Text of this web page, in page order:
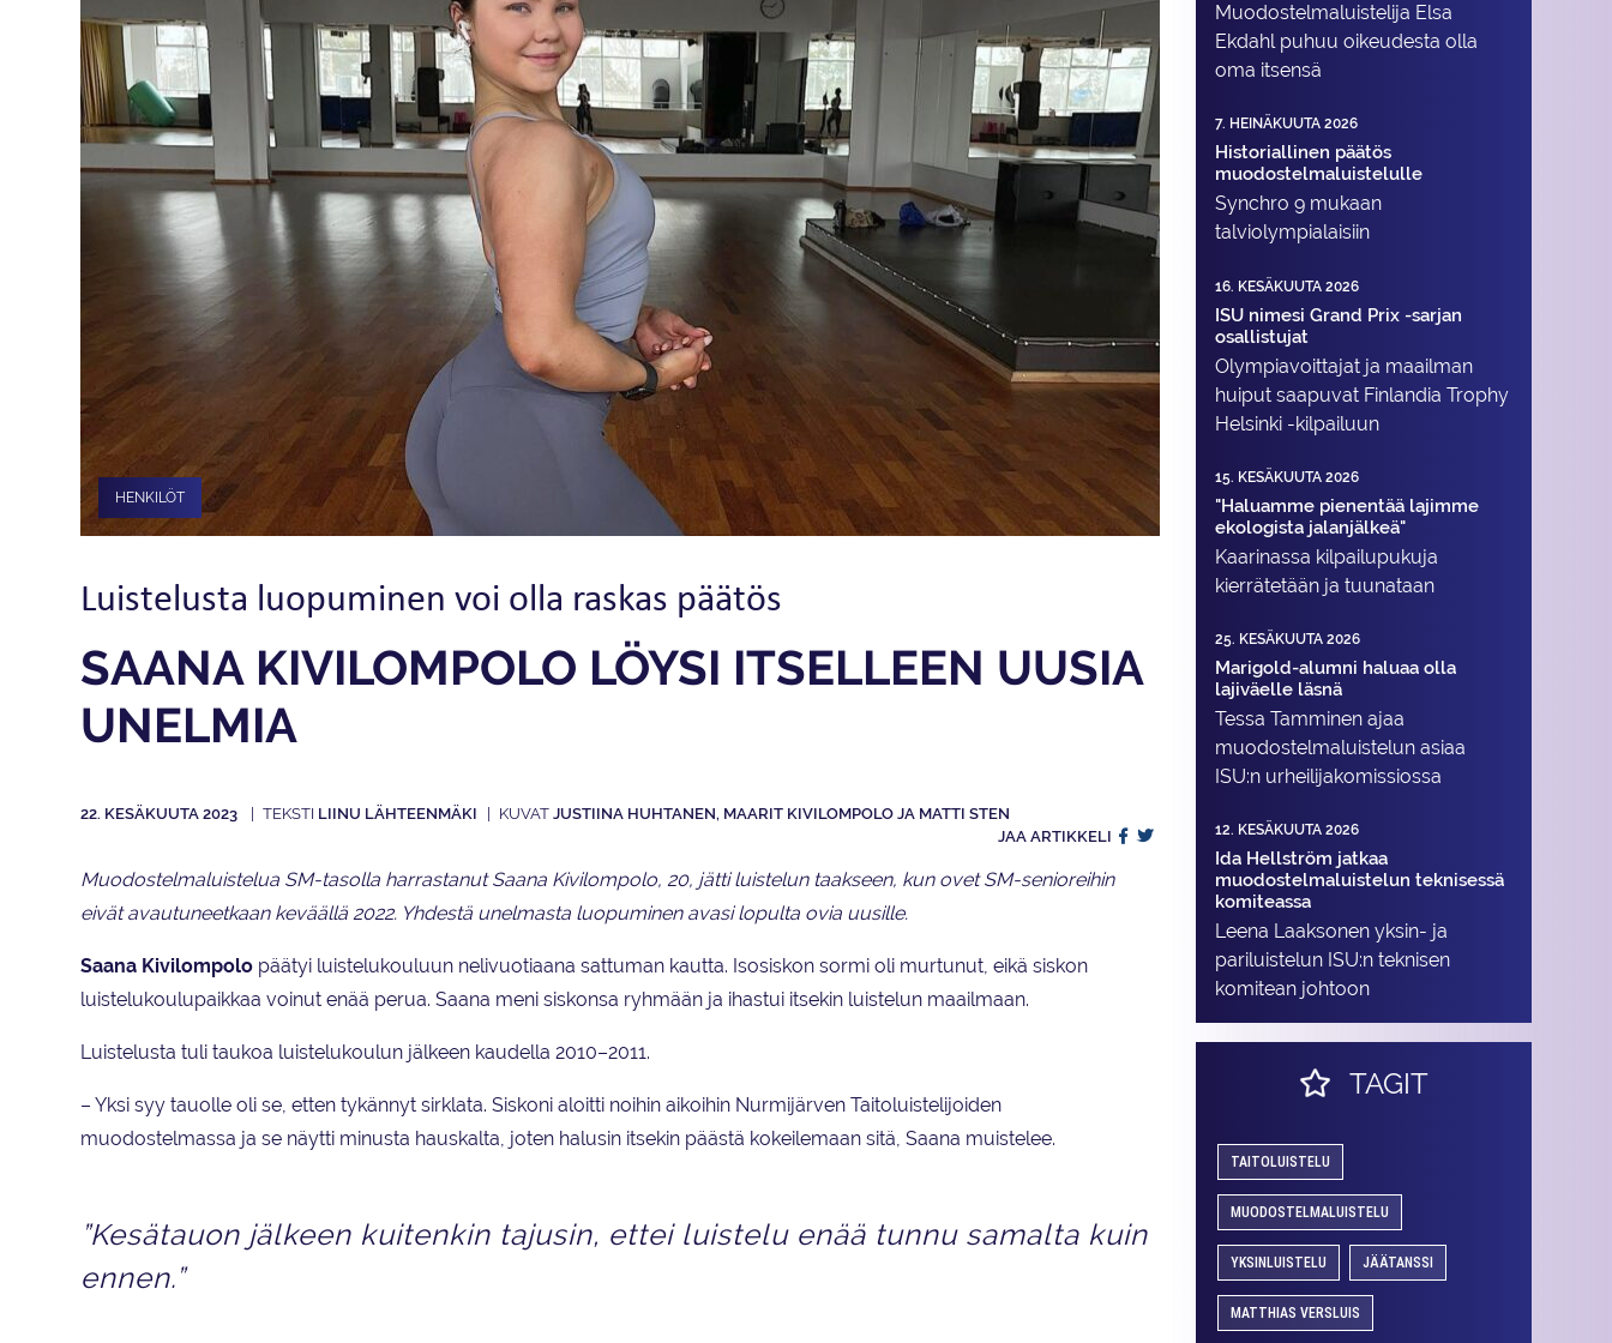
HENKILÖT
Luistelusta luopuminen voi olla raskas päätös
SAANA KIVILOMPOLO LÖYSI ITSELLEEN UUSIA
UNELMIA
22. KESÄKUUTA 2023 LIINU LÄHTEENMÄKI
JUSTIINA HUHTANEN, MAARIT KIVILOMPOLO JA MATTI STEN
JAA ARTIKKELI
Muodostelmaluistelua SM-tasolla harrastanut Saana Kivilompolo, 20, jätti luistelun taakseen, kun ovet SM-senioreihin
eivät avautuneetkaan keväällä 2022. Yhdestä unelmasta luopuminen avasi lopulta ovia uusille.
Saana Kivilompolo päätyi luistelukouluun nelivuotiaana sattuman kautta. Isosiskon sormi oli murtunut, eikä siskon
luistelukoulupaikkaa voinut enää perua. Saana meni siskonsa ryhmään ja ihastui itsekin luistelun maailmaan.
Luistelusta tuli taukoa luistelukoulun jälkeen kaudella 2010–2011.
– Yksi syy tauolle oli se, etten tykännyt sirklata. Siskoni aloitti noihin aikoihin Nurmijärven Taitoluistelijoiden
muodostelmassa ja se näytti minusta hauskalta, joten halusin itsekin päästä kokeilemaan sitä, Saana muistelee.
”Kesätauon jälkeen kuitenkin tajusin, ettei luistelu enää tunnu samalta kuin
ennen.”
Muodostelma­luistelija Elsa
Ekdahl puhuu oikeudesta olla
oma itsensä
7. HEINÄKUUTA 2026
Historiallinen päätös
muodostelmaluistelulle
Synchro 9 mukaan
talviolympialaisiin
16. KESÄKUUTA 2026
ISU nimesi Grand Prix -sarjan
osallistujat
Olympiavoittajat ja maailman
huiput saapuvat Finlandia Trophy
Helsinki -kilpailuun
15. KESÄKUUTA 2026
"Haluamme pienentää lajimme
ekologista jalanjälkeä"
Kaarinassa kilpailupukuja
kierrätetään ja tuunataan
25. KESÄKUUTA 2026
Marigold-alumni haluaa olla
lajiväelle läsnä
Tessa Tamminen ajaa
muodostelma­luistelun asiaa
ISU:n urheilija­komissiossa
12. KESÄKUUTA 2026
Ida Hellström jatkaa
muodostelmaluistelun teknisessä
komiteassa
Leena Laaksonen yksin- ja
pariluistelun ISU:n teknisen
komitean johtoon
TAGIT
TAITOLUISTELU
MUODOSTELMALUISTELU
YKSINLUISTELU JÄÄTANSSI
MATTHIAS VERSLUIS